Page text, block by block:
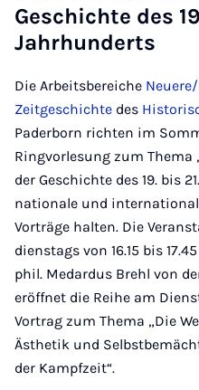
Geschichte des
Jahrhunderts
Die Arbeitsbereiche
Zeitgeschichte des
Paderborn richten im
Ringvorlesung zum Thema
der Geschichte des 19. bis
nationale und
Vorträge halten. Die
dienstags von 16.15 bis
phil. Medardus Brehl von
eröffnet die Reihe am
Vortrag zum Thema „Die
Ästhetik und
der Kampfzeit“.